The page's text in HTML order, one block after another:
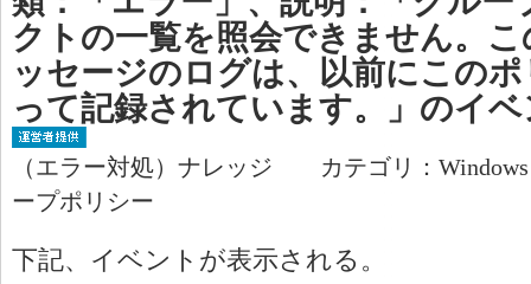
クトの一覧を照会できません。
ッセージのログは、以前にこの
って記録されています。」のイ
（エラー対処）ナレッジ カテゴリ：
ープポリシー
下記、イベントが表示される。